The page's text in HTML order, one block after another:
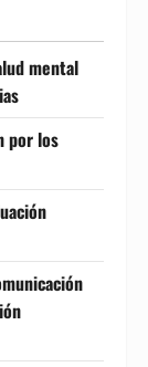
mental
por los